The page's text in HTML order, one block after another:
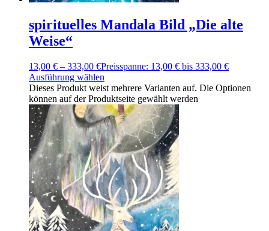
spirituelles Mandala Bild „Die alte
Weise“
13,00 € – 333,00 €Preisspanne: 13,00 € bis 333,00 €
Ausführung wählen
Dieses Produkt weist mehrere Varianten auf. Die Optionen
können auf der Produktseite gewählt werden